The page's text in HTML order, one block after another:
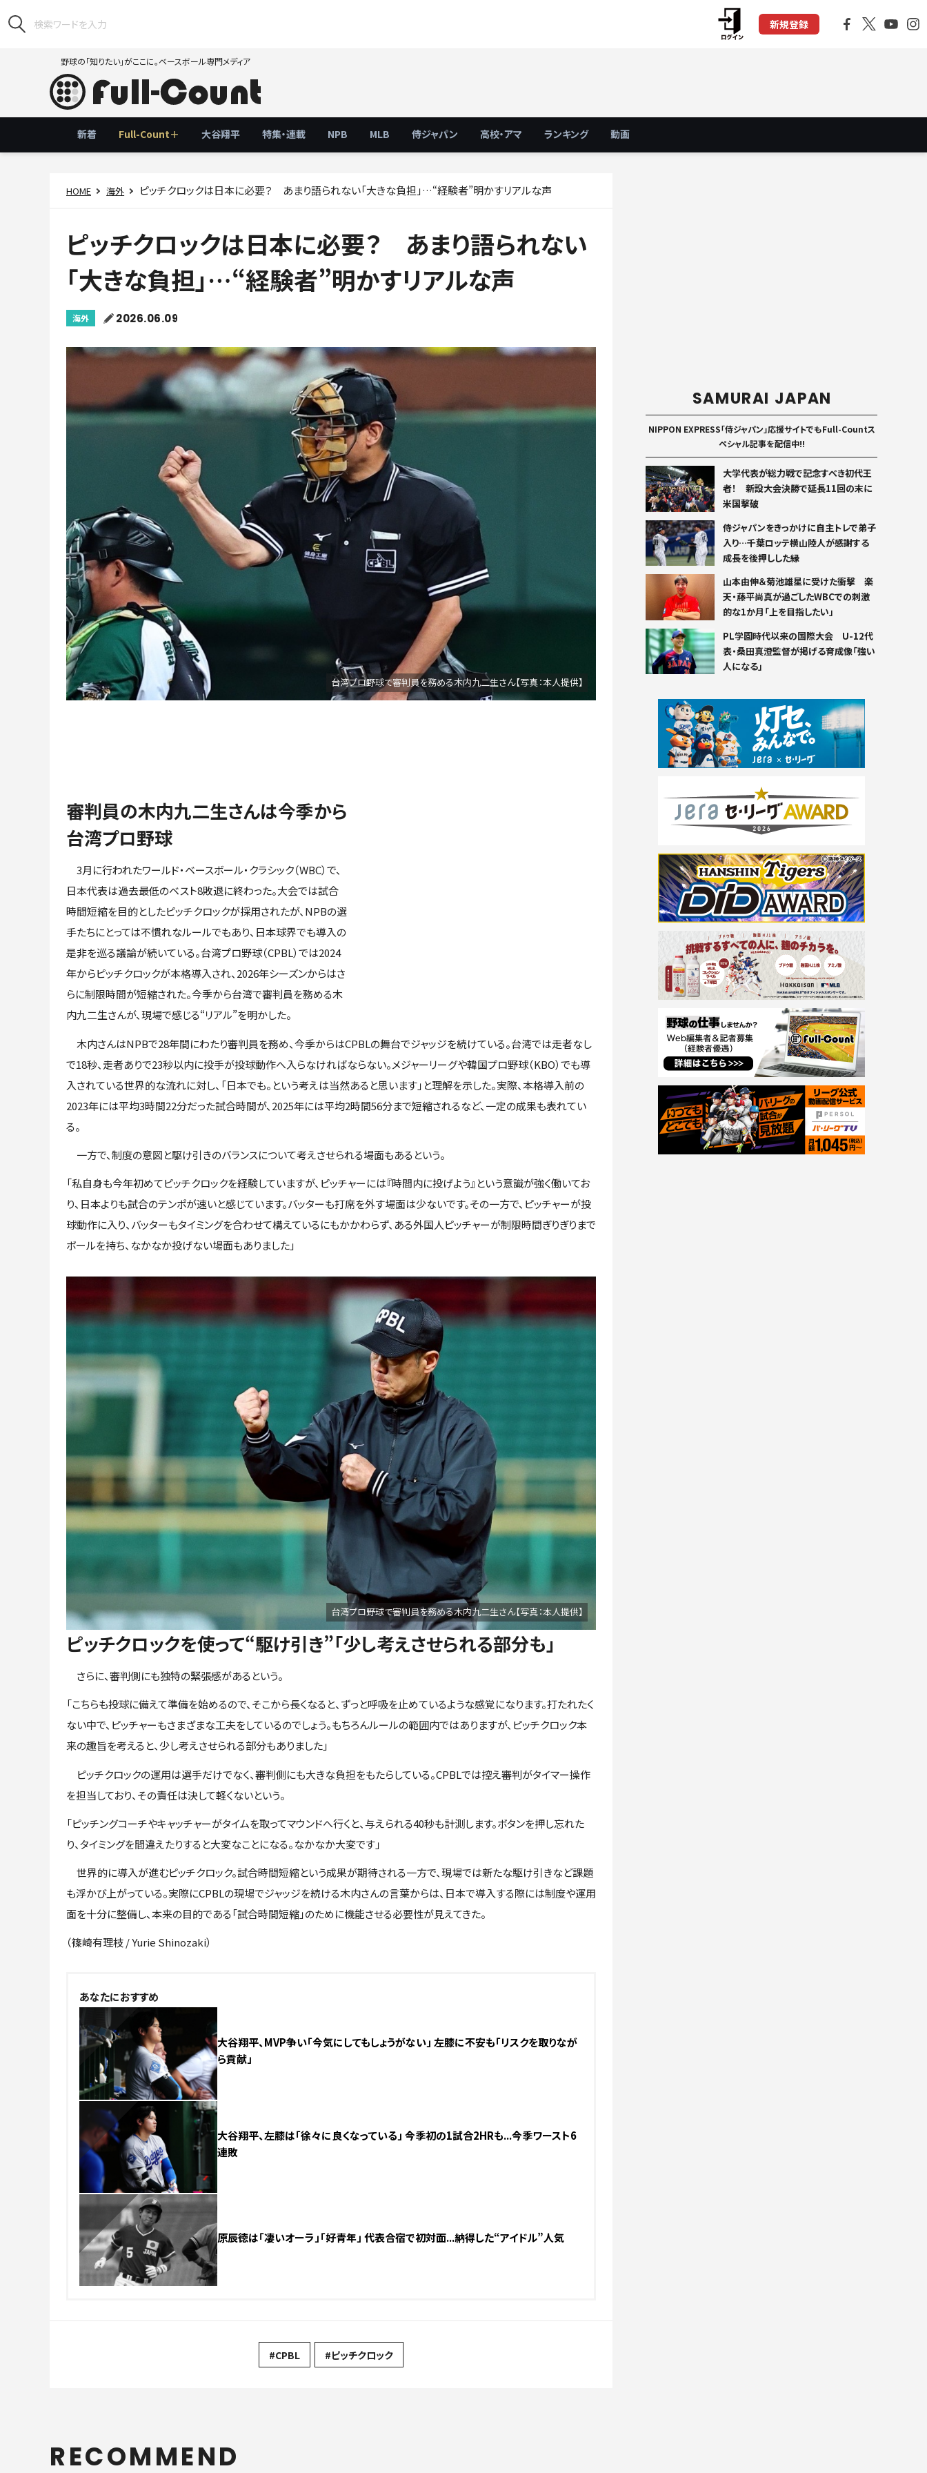
新規登録
野球の「知りたい」がここに。ベースボール専門メディア
新着 Full-Count＋ 大谷翔平 特集・連載 NPB MLB 侍ジャパン 高校・アマ ランキング 動画
HOME 海外 ピッチクロックは日本に必要？ あまり語られない「大きな負担」…“経験者”明かすリアルな声
ピッチクロックは日本に必要？ あまり語られない
「大きな負担」…“経験者”明かすリアルな声
海外 2026.06.09
台湾プロ野球で審判員を務める木内九二生さん【写真：本人提供】
審判員の木内九二生さんは今季から
台湾プロ野球
3月に行われたワールド・ベースボール・クラシック（WBC）で、
日本代表は過去最低のベスト8敗退に終わった。大会では試合
時間短縮を目的としたピッチクロックが採用されたが、NPBの選
手たちにとっては不慣れなルールでもあり、日本球界でも導入の
是非を巡る議論が続いている。台湾プロ野球（CPBL）では2024
年からピッチクロックが本格導入され、2026年シーズンからはさ
らに制限時間が短縮された。今季から台湾で審判員を務める木
内九二生さんが、現場で感じる“リアル”を明かした。
木内さんはNPBで28年間にわたり審判員を務め、今季からはCPBLの舞台でジャッジを続けている。台湾では走者なし
で18秒、走者ありで23秒以内に投手が投球動作へ入らなければならない。メジャーリーグや韓国プロ野球（KBO）でも導
入されている世界的な流れに対し、「日本でも。という考えは当然あると思います」と理解を示した。実際、本格導入前の
2023年には平均3時間22分だった試合時間が、2025年には平均2時間56分まで短縮されるなど、一定の成果も表れてい
る。
一方で、制度の意図と駆け引きのバランスについて考えさせられる場面もあるという。
「私自身も今年初めてピッチクロックを経験していますが、ピッチャーには『時間内に投げよう』という意識が強く働いてお
り、日本よりも試合のテンポが速いと感じています。バッターも打席を外す場面は少ないです。その一方で、ピッチャーが投
球動作に入り、バッターもタイミングを合わせて構えているにもかかわらず、ある外国人ピッチャーが制限時間ぎりぎりまで
ボールを持ち、なかなか投げない場面もありました」
台湾プロ野球で審判員を務める木内九二生さん【写真：本人提供】
ピッチクロックを使って“駆け引き”「少し考えさせられる部分も」
さらに、審判側にも独特の緊張感があるという。
「こちらも投球に備えて準備を始めるので、そこから長くなると、ずっと呼吸を止めているような感覚になります。打たれたく
ない中で、ピッチャーもさまざまな工夫をしているのでしょう。もちろんルールの範囲内ではありますが、ピッチクロック本
来の趣旨を考えると、少し考えさせられる部分もありました」
ピッチクロックの運用は選手だけでなく、審判側にも大きな負担をもたらしている。CPBLでは控え審判がタイマー操作
を担当しており、その責任は決して軽くないという。
「ピッチングコーチやキャッチャーがタイムを取ってマウンドへ行くと、与えられる40秒も計測します。ボタンを押し忘れた
り、タイミングを間違えたりすると大変なことになる。なかなか大変です」
世界的に導入が進むピッチクロック。試合時間短縮という成果が期待される一方で、現場では新たな駆け引きなど課題
も浮かび上がっている。実際にCPBLの現場でジャッジを続ける木内さんの言葉からは、日本で導入する際には制度や運用
面を十分に整備し、本来の目的である「試合時間短縮」のために機能させる必要性が見えてきた。
（篠崎有理枝 / Yurie Shinozaki）
あなたにおすすめ
大谷翔平、MVP争い「今気にしてもしょうがない」 左膝に不安も「リスクを取りなが
ら貢献」
大谷翔平、左膝は「徐々に良くなっている」 今季初の1試合2HRも...今季ワースト6
連敗
原辰徳は「凄いオーラ」「好青年」 代表合宿で初対面...納得した“アイドル”人気
#CPBL #ピッチクロック
RECOMMEND
SAMURAI JAPAN
NIPPON EXPRESS「侍ジャパン」応援サイトでもFull-Countス
ペシャル記事を配信中!!
大学代表が総力戦で記念すべき初代王
者！ 新設大会決勝で延長11回の末に
米国撃破
侍ジャパンをきっかけに自主トレで弟子
入り…千葉ロッテ横山陸人が感謝する
成長を後押しした縁
山本由伸＆菊池雄星に受けた衝撃 楽
天・藤平尚真が過ごしたWBCでの刺激
的な1か月「上を目指したい」
PL学園時代以来の国際大会 U-12代
表・桑田真澄監督が掲げる育成像「強い
人になる」